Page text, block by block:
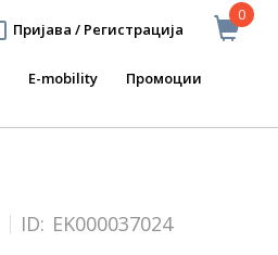
0
Пријава / Регистрација
E-mobility Промоции
ID: EK000037024